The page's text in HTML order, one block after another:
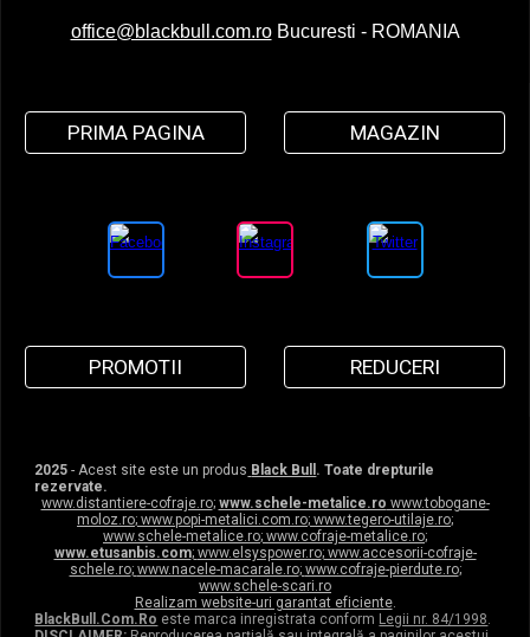
office@blackbull.com.roBucuresti - ROMANIA
PRIMA PAGINA MAGAZIN
PROMOTII REDUCERI
2025 - Acest site este un produs Black Bull . Toate drepturile
rezervate.
www.distantiere-cofraje.ro; www.schele-metalice.ro www.tobogane-
moloz.ro; www.popi-metalici.com.ro; www.tegero-utilaje.ro;
www.schele-metalice.ro; www.cofraje-metalice.ro;
www.etusanbis.com; www.elsyspower.ro;www.accesorii-cofraje-
schele.ro; www.nacele-macarale.ro; www.cofraje-pierdute.ro;
www.schele-scari.ro
Realizam website-uri garantat eficiente.
BlackBull.Com.Ro este marca inregistrata conform Legii nr. 84/1998.